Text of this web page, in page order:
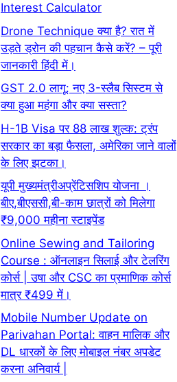
Interest Calculator
Drone Technique क्या है? रात में
उड़ते ड्रोन की पहचान कैसे करें? – पूरी
जानकारी हिंदी में।
GST 2.0 लागू: नए 3-स्लैब सिस्टम से
क्या हुआ महंगा और क्या सस्ता?
H-1B Visa पर 88 लाख शुल्क: ट्रंप
सरकार का बड़ा फैसला, अमेरिका जाने वालों
के लिए झटका।
यूपी मुख्यमंत्रीअप्रेंटिसशिप योजना ।
बीए,बीएससी,बी-काम छात्रों को मिलेगा
₹9,000 महीना स्टाइपेंड
Online Sewing and Tailoring
Course : ऑनलाइन सिलाई और टेलरिंग
कोर्स | उषा और CSC का प्रमाणिक कोर्स
मात्र ₹499 में।
Mobile Number Update on
Parivahan Portal: वाहन मालिक और
DL धारकों के लिए मोबाइल नंबर अपडेट
करना अनिवार्य |